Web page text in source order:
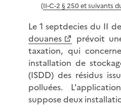
(II-C-2 § 250 et suivants
Le 1 septdecies du II
douanes
prévoit
taxation, qui
installation de
(ISDD) des résidus
polluées.
suppose deux